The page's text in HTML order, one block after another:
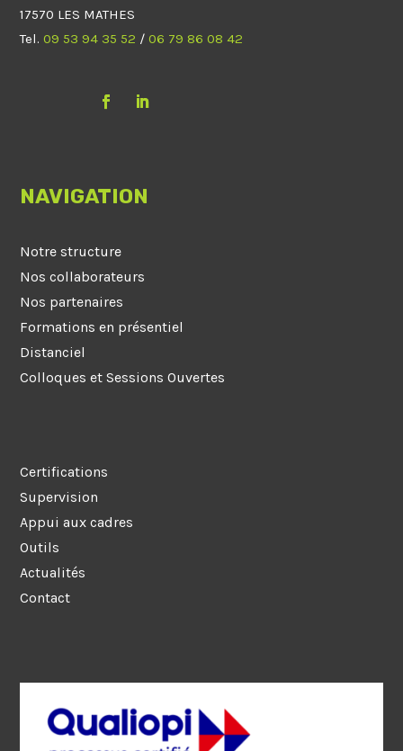
17570 LES MATHES
Tel.09 53 94 35 52 /06 79 86 08 42
NAVIGATION
Notre structure
Nos collaborateurs
Nos partenaires
Formations en présentiel
Distanciel
Colloques et Sessions Ouvertes
Certifications
Supervision
Appui aux cadres
Outils
Actualités
Contact